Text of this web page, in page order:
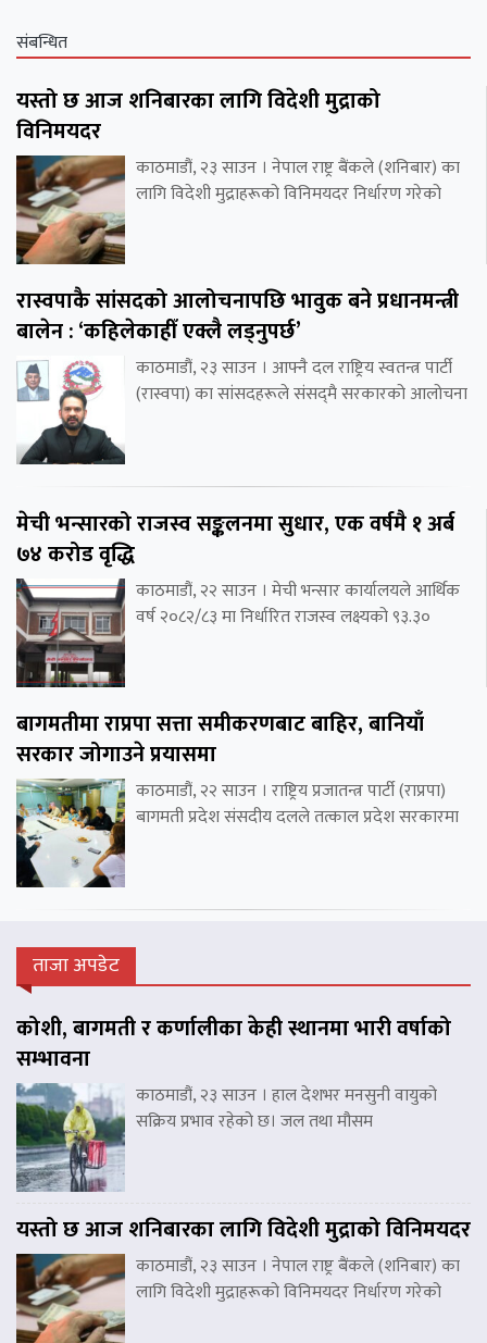
संबन्धित
यस्तो छ आज शनिबारका लागि विदेशी मुद्राको
विनिमयदर
काठमाडौं, २३ साउन । नेपाल राष्ट्र बैंकले (शनिबार) का
लागि विदेशी मुद्राहरूको विनिमयदर निर्धारण गरेको
रास्वपाकै सांसदको आलोचनापछि भावुक बने प्रधानमन्त्री
बालेन : ‘कहिलेकाहीँ एक्लै लड्नुपर्छ’
काठमाडौं, २३ साउन । आफ्नै दल राष्ट्रिय स्वतन्त्र पार्टी
(रास्वपा) का सांसदहरूले संसद्‌मै सरकारको आलोचना
मेची भन्सारको राजस्व सङ्कलनमा सुधार, एक वर्षमै १ अर्ब
७४ करोड वृद्धि
काठमाडौं, २२ साउन । मेची भन्सार कार्यालयले आर्थिक
वर्ष २०८२/८३ मा निर्धारित राजस्व लक्ष्यको ९३.३०
बागमतीमा राप्रपा सत्ता समीकरणबाट बाहिर, बानियाँ
सरकार जोगाउने प्रयासमा
काठमाडौं, २२ साउन । राष्ट्रिय प्रजातन्त्र पार्टी (राप्रपा)
बागमती प्रदेश संसदीय दलले तत्काल प्रदेश सरकारमा
ताजा अपडेट
कोशी, बागमती र कर्णालीका केही स्थानमा भारी वर्षाको
सम्भावना
काठमाडौं, २३ साउन । हाल देशभर मनसुनी वायुको
सक्रिय प्रभाव रहेको छ। जल तथा मौसम
यस्तो छ आज शनिबारका लागि विदेशी मुद्राको विनिमयदर
काठमाडौं, २३ साउन । नेपाल राष्ट्र बैंकले (शनिबार) का
लागि विदेशी मुद्राहरूको विनिमयदर निर्धारण गरेको